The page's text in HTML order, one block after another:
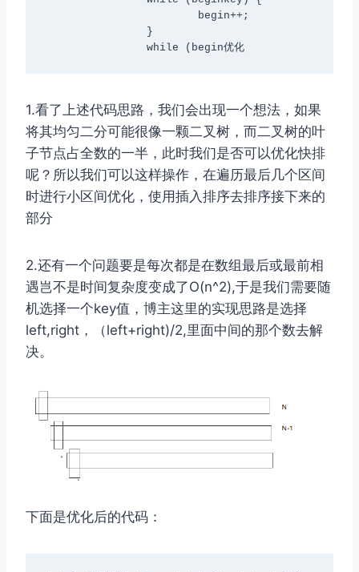
		while (begin
优化
1.看了上述代码思路，我们会出现一个想法，如果
将其均匀二分可能很像一颗二叉树，而二叉树的叶
子节点占全数的一半，此时我们是否可以优化快排
呢？所以我们可以这样操作，在遍历最后几个区间
时进行小区间优化，使用插入排序去排序接下来的
部分
2.还有一个问题要是每次都是在数组最后或最前相
遇岂不是时间复杂度变成了O(n^2),于是我们需要随
机选择一个key值，博主这里的实现思路是选择
left,right，（left+right)/2,里面中间的那个数去解
决。
下面是优化后的代码：